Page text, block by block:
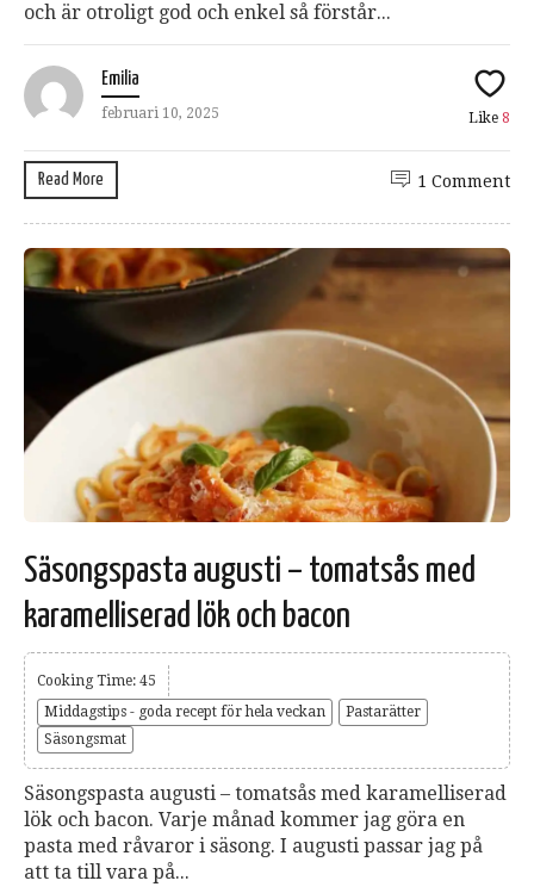
och är otroligt god och enkel så förstår...
Emilia
februari 10, 2025 Like 8
Read More 1 Comment
Säsongspasta augusti – tomatsås med
karamelliserad lök och bacon
Cooking Time: 45
Middagstips - goda recept för hela veckan
Pastarätter
Säsongsmat
Säsongspasta augusti – tomatsås med karamelliserad
lök och bacon. Varje månad kommer jag göra en
pasta med råvaror i säsong. I augusti passar jag på
att ta till vara på...